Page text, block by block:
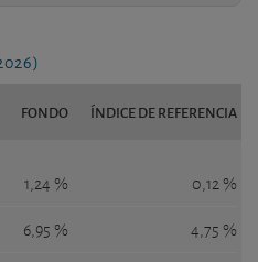
FONDO ÍNDICE DE REFERENCIA
1,24 % 0,12 %
6,95 % 4,75 %